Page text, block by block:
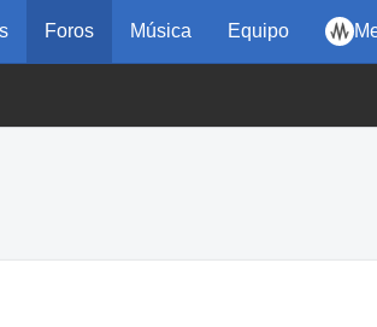
Foros Música Equipo